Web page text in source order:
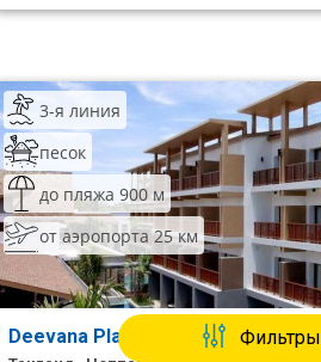
3-я линия
песок
до пляжа 900 м
от аэропорта 25 км
Deevana Plaza Krabi AonangФильтры